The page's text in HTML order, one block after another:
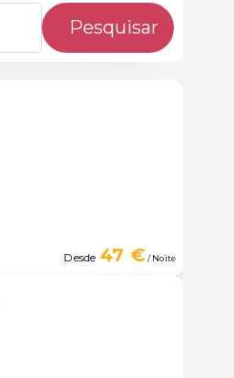
Pesquisar
Desde 47 €/ Noite